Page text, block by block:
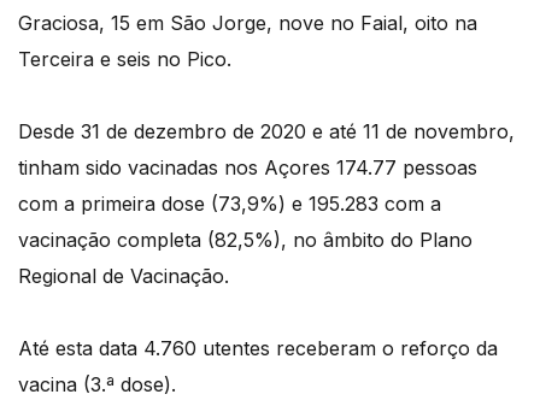
Graciosa, 15 em São Jorge, nove no Faial, oito na
Terceira e seis no Pico.
Desde 31 de dezembro de 2020 e até 11 de novembro,
tinham sido vacinadas nos Açores 174.77 pessoas
com a primeira dose (73,9%) e 195.283 com a
vacinação completa (82,5%), no âmbito do Plano
Regional de Vacinação.
Até esta data 4.760 utentes receberam o reforço da
vacina (3.ª dose).